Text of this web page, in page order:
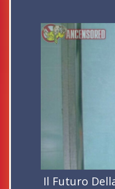
Il Futuro